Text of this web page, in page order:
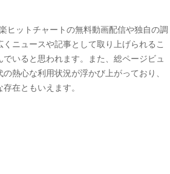
ヒットチャートの無料動画配信や独自の調
ニュースや記事として取り上げられるこ
いると思われます。また、総ページビュ
熱心な利用状況が浮かび上がっており、
在ともいえます。